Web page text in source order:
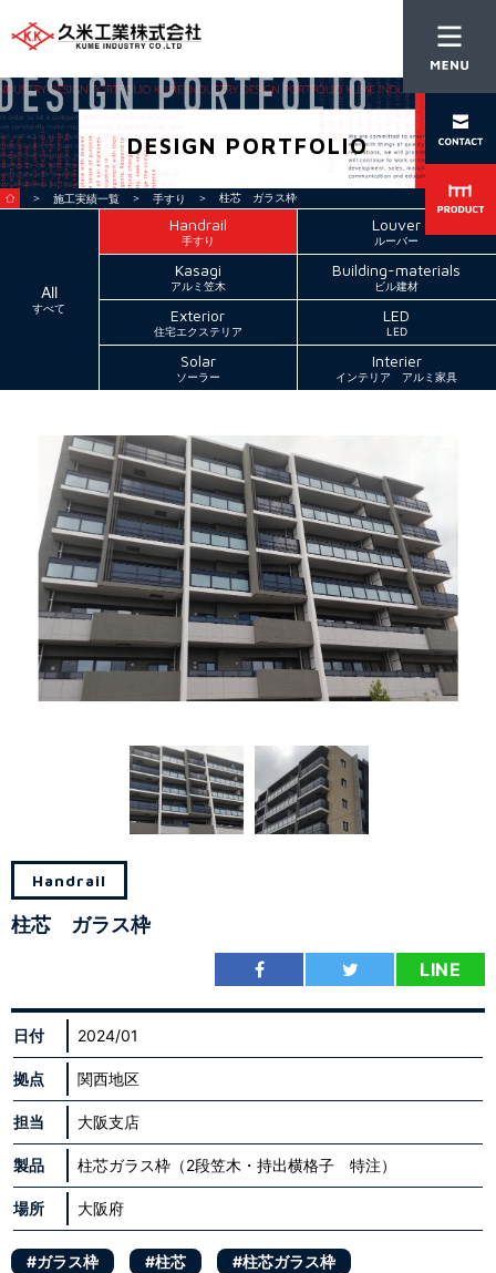
DESIGN PORTFOLIO
＞ 施工実績一覧 ＞ 手すり ＞ 柱芯 ガラス枠
All
すべて
Handrail
手すり
Louver
ルーバー
Kasagi
アルミ笠木
Building-materials
ビル建材
Exterior
住宅エクステリア
LED
LED
Solar
ソーラー
Interier
インテリア アルミ家具
Handrail
柱芯 ガラス枠
LINE
日付 2024/01
拠点 関西地区
担当 大阪支店
製品 柱芯ガラス枠（2段笠木・持出横格子 特注）
場所 大阪府
#ガラス枠 #柱芯 #柱芯ガラス枠